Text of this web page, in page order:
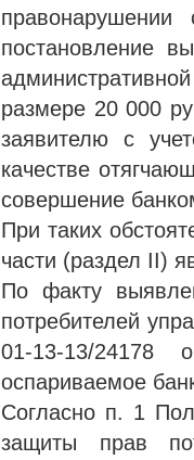
постановление
размере 20 000
заявителю с
качестве
совершение
При таких
части (раздел II)
По факту
потребителей
01-13-13/24178
оспариваемое
Согласно п. 1
защиты прав